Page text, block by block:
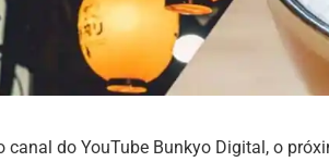
canal do YouTube Bunkyo Digital, o